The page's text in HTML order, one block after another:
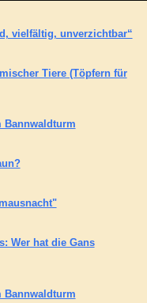
vielfältig, unverzichtbar“
Tiere (Töpfern für
Bannwaldturm
Wer hat die Gans